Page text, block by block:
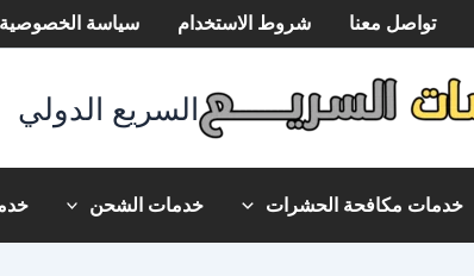
تواصل معنا شروط الاستخدام سياسة الخصوصية
السريع الدولي
خدمات مكافحة الحشرات خدمات الشحن